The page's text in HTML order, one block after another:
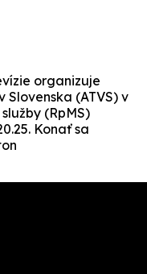
organizuje
(ATVS) v
(RpMS)
Konať sa